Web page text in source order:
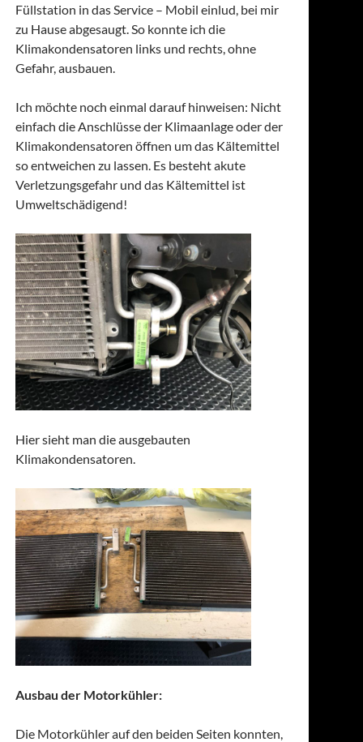
Füllstation in das Service – Mobil einlud, bei mir
zu Hause abgesaugt. So konnte ich die
Klimakondensatoren links und rechts, ohne
Gefahr, ausbauen.
Ich möchte noch einmal darauf hinweisen: Nicht
einfach die Anschlüsse der Klimaanlage oder der
Klimakondensatoren öffnen um das Kältemittel
so entweichen zu lassen. Es besteht akute
Verletzungsgefahr und das Kältemittel ist
Umweltschädigend!
Hier sieht man die ausgebauten
Klimakondensatoren.
Ausbau der Motorkühler:
Die Motorkühler auf den beiden Seiten konnten,